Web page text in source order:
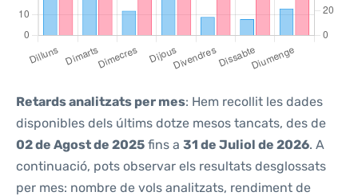
Retards analitzats per mes: Hem recollit les dades
disponibles dels últims dotze mesos tancats, des de
02 de Agost de 2025 fins a 31 de Juliol de 2026. A
continuació, pots observar els resultats desglossats
per mes: nombre de vols analitzats, rendiment de